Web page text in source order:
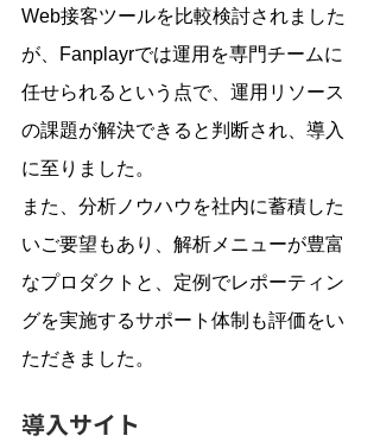
Web接客ツールを比較検討されました
が、Fanplayrでは運用を専門チームに
任せられるという点で、運用リソース
の課題が解決できると判断され、導入
に至りました。
また、分析ノウハウを社内に蓄積した
いご要望もあり、解析メニューが豊富
なプロダクトと、定例でレポーティン
グを実施するサポート体制も評価をい
ただきました。
導入サイト